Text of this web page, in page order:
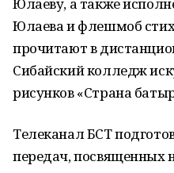
Юлаева и флешмоб
прочитают в
Сибайский колледж
рисунков «Страна
Телеканал БСТ
передач, посвященных